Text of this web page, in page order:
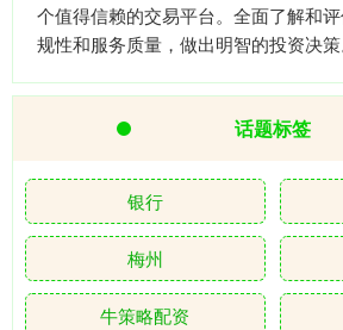
个值得信赖的交易平台。全面了解和
规性和服务质量，做出明智的投资决策
话题标签
银行
梅州
牛策略配资